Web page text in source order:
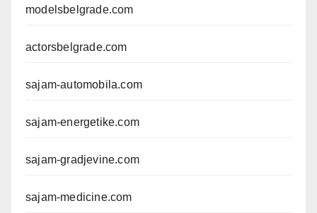
modelsbelgrade.com
actorsbelgrade.com
sajam-automobila.com
sajam-energetike.com
sajam-gradjevine.com
sajam-medicine.com